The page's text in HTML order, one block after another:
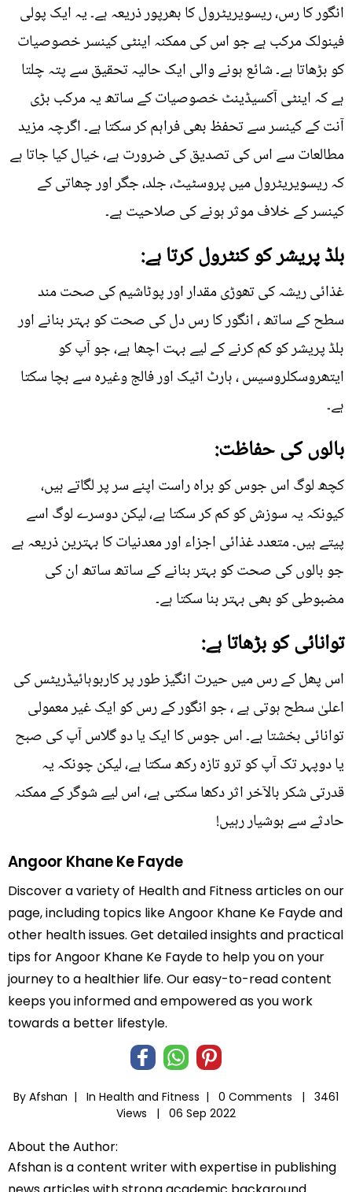
انگور کا رس، ریسویریٹرول کا بھرپور ذریعہ ہے۔ یہ ایک پولی
فینولک مرکب ہے جو اس کی ممکنہ اینٹی کینسر خصوصیات
کو بڑھاتا ہے۔ شائع ہونے والی ایک حالیہ تحقیق سے پتہ چلتا
ہے کہ اینٹی آکسیڈینٹ خصوصیات کے ساتھ یہ مرکب بڑی
آنت کے کینسر سے تحفظ بھی فراہم کر سکتا ہے۔ اگرچہ مزید
مطالعات سے اس کی تصدیق کی ضرورت ہے، خیال کیا جاتا ہے
کہ ریسویریٹرول میں پروسٹیٹ، جلد، جگر اور چھاتی کے
کینسر کے خلاف موثر ہونے کی صلاحیت ہے۔
بلڈ پریشر کو کنٹرول کرتا ہے:
غذائی ریشہ کی تھوڑی مقدار اور پوٹاشیم کی صحت مند
سطح کے ساتھ ، انگور کا رس دل کی صحت کو بہتر بنانے اور
بلڈ پریشر کو کم کرنے کے لیے بہت اچھا ہے، جو آپ کو
ایتھروسکلروسیس ، ہارٹ اٹیک اور فالج وغیرہ سے بچا سکتا
ہے۔
بالوں کی حفاظت:
کچھ لوگ اس جوس کو براہ راست اپنے سر پر لگاتے ہیں،
کیونکہ یہ سوزش کو کم کر سکتا ہے، لیکن دوسرے لوگ اسے
پیتے ہیں۔ متعدد غذائی اجزاء اور معدنیات کا بہترین ذریعہ ہے
جو بالوں کی صحت کو بہتر بنانے کے ساتھ ساتھ ان کی
مضبوطی کو بھی بہتر بنا سکتا ہے۔
توانائی کو بڑھاتا ہے:
اس پھل کے رس میں حیرت انگیز طور پر کاربوہائیڈریٹس کی
اعلیٰ سطح ہوتی ہے ، جو انگور کے رس کو ایک غیر معمولی
توانائی بخشتا ہے۔ اس جوس کا ایک یا دو گلاس آپ کی صبح
یا دوپہر تک آپ کو ترو تازہ رکھ سکتا ہے، لیکن چونکہ یہ
قدرتی شکر بالآخر اثر دکھا سکتی ہے، اس لیے شوگر کے ممکنہ
حادثے سے ہوشیار رہیں!
Angoor Khane Ke Fayde
Discover a variety of Health and Fitness articles on our
page, including topics like Angoor Khane Ke Fayde and
other health issues. Get detailed insights and practical
tips for Angoor Khane Ke Fayde to help you on your
journey to a healthier life. Our easy-to-read content
keeps you informed and empowered as you work
towards a better lifestyle.
By Afshan | In Health and Fitness | 0 Comments |
3461
Views |
06 Sep 2022
About the Author:
Afshan is a content writer with expertise in publishing